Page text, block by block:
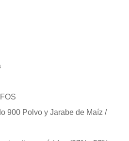
900 Polvo y Jarabe de Maíz /